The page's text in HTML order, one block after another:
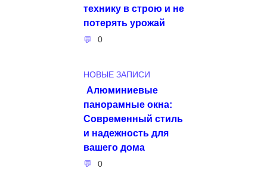
технику в строю и не
потерять урожай
0
НОВЫЕ ЗАПИСИ
Алюминиевые
панорамные окна:
Современный стиль
и надежность для
вашего дома
0